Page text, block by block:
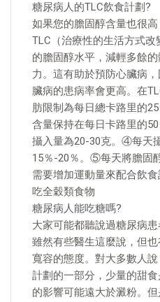
糖尿病人的TLC飲食計劃?
如果您的膽固醇含量也很
TLC（治療性的生活方式
的膽固醇水平，減輕多餘
力。這有助於預防心臟病
臟病的患病率會更高。在
肪限制為每日總卡路里的
含量保持在每日卡路里的
攝入量為20-30克。④每天
15％-20％。⑤每天將膽固
需要增加運動量來配合飲食
吃全穀類食物
糖尿病人能吃糖嗎?
大家可能都聽說過糖尿病患
雖然有些醫生這麼說，但
寬容的態度。對大多數人
計劃的一部分，少量的甜
的影響可能遠大於澱粉。